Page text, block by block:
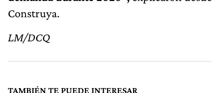
Construya.
LM/DCQ
TAMBIÉN TE PUEDE INTERESAR